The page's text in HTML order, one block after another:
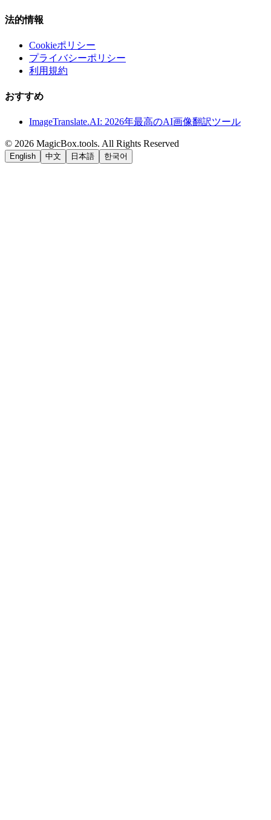
法的情報
Cookieポリシー
プライバシーポリシー
利用規約
おすすめ
ImageTranslate.AI: 2026年最高のAI画像翻訳ツール
© 2026 MagicBox.tools. All Rights Reserved
English 中文 日本語 한국어